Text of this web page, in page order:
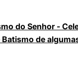
do Senhor -
Batismo de